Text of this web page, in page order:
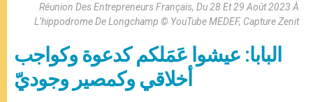
Réunion Des Entrepreneurs Français, Du 28 Et 29 Août 2023 À
L’hippodrome De Longchamp © YouTube MEDEF, Capture Zenit
البابا: عيشوا عَمَلكم كدعوة وكواجب
أخلاقي وكمصير وجوديّ